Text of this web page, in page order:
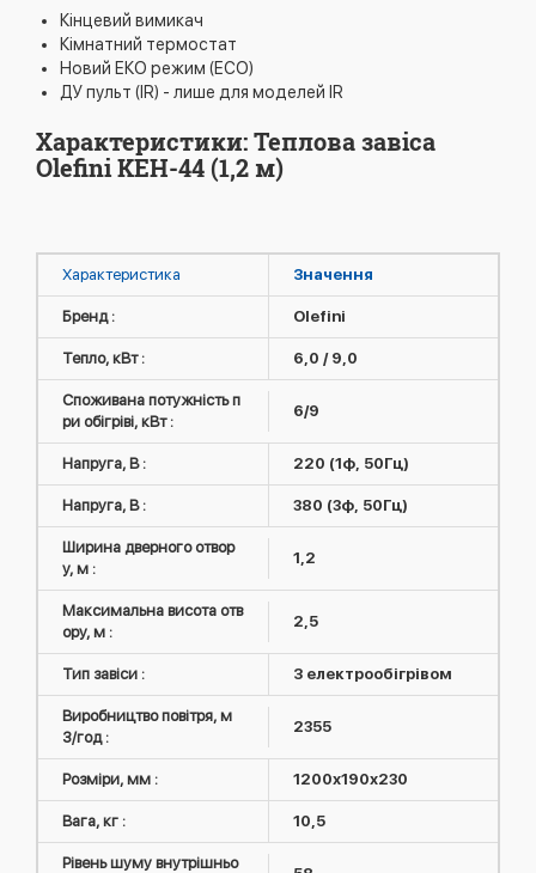
Кінцевий вимикач
Кімнатний термостат
Новий ЕКО режим (ECO)
ДУ пульт (IR) - лише для моделей IR
Характеристики: Теплова завіса
Olefini KEH-44 (1,2 м)
Характеристика Значення
Бренд : Olefini
Тепло, кВт : 6,0 / 9,0
Споживана потужність п
ри обігріві, кВт :
6/9
Напруга, В : 220 (1ф, 50Гц)
Напруга, В : 380 (3ф, 50Гц)
Ширина дверного отвор
у, м :
1,2
Максимальна висота отв
ору, м :
2,5
Тип завіси : З електрообігрівом
Виробництво повітря, м
3/год :
2355
Розміри, мм : 1200х190х230
Вага, кг : 10,5
Рівень шуму внутрішньо